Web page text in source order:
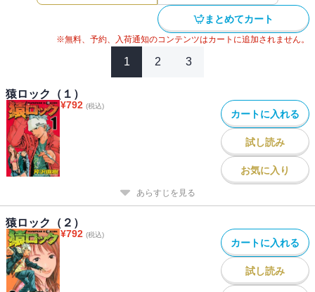
まとめてカート
※無料、予約、入荷通知のコンテンツはカートに追加されません。
1 2 3
猿ロック（１）
¥792 (税込)
カートに入れる
試し読み
お気に入り
あらすじを見る
猿ロック（２）
¥792 (税込)
カートに入れる
試し読み